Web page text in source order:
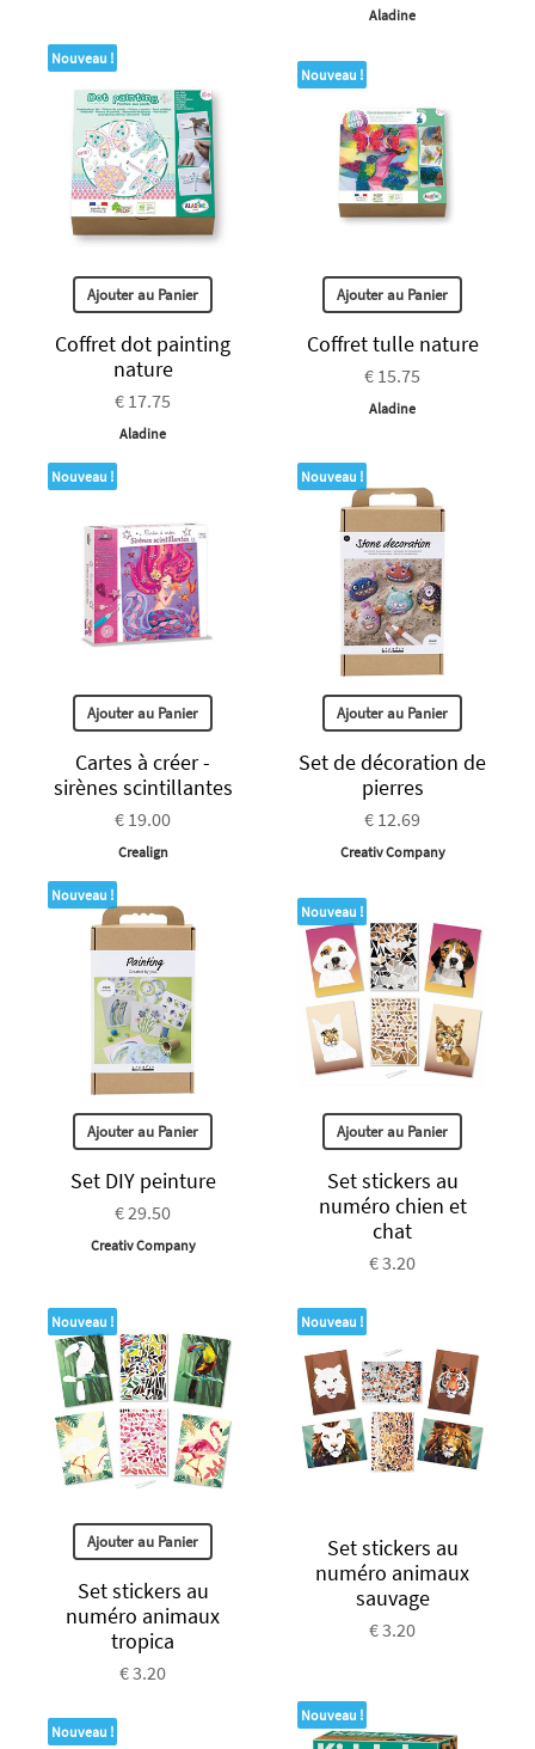
Aladine
Nouveau !
Ajouter au Panier
Coffret dot painting
nature
€ 17.75
Aladine
Nouveau !
Ajouter au Panier
Coffret tulle nature
€ 15.75
Aladine
Nouveau !
Ajouter au Panier
Cartes à créer -
sirènes scintillantes
€ 19.00
Crealign
Nouveau !
Ajouter au Panier
Set de décoration de
pierres
€ 12.69
Creativ Company
Nouveau !
Ajouter au Panier
Set DIY peinture
€ 29.50
Creativ Company
Nouveau !
Ajouter au Panier
Set stickers au
numéro chien et
chat
€ 3.20
Nouveau !
Ajouter au Panier
Set stickers au
numéro animaux
tropica
€ 3.20
Nouveau !
Set stickers au
numéro animaux
sauvage
€ 3.20
Nouveau !
Nouveau !